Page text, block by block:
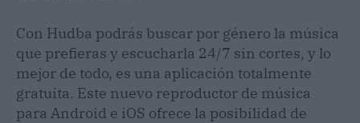
Con Hudba podrás buscar por género la música
que prefieras y escucharla 24/7 sin cortes, y lo
mejor de todo, es una aplicación totalmente
gratuita. Este nuevo reproductor de música
para Android e iOS ofrece la posibilidad de